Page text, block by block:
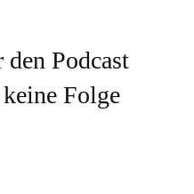
Podcast
Folge